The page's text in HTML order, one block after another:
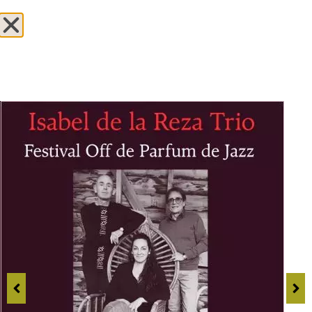
INLINE
RESERVATION